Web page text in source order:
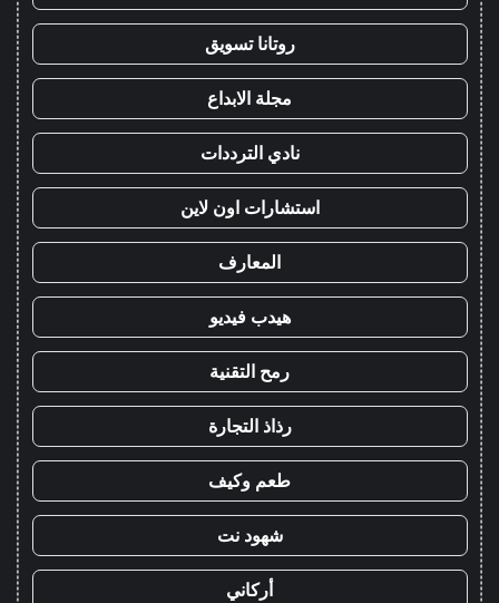
روتانا تسويق
مجلة الابداع
نادي الترددات
استشارات اون لاين
المعارف
هيدب فيديو
رمح التقنية
رذاذ التجارة
طعم وكيف
شهود نت
أركاني